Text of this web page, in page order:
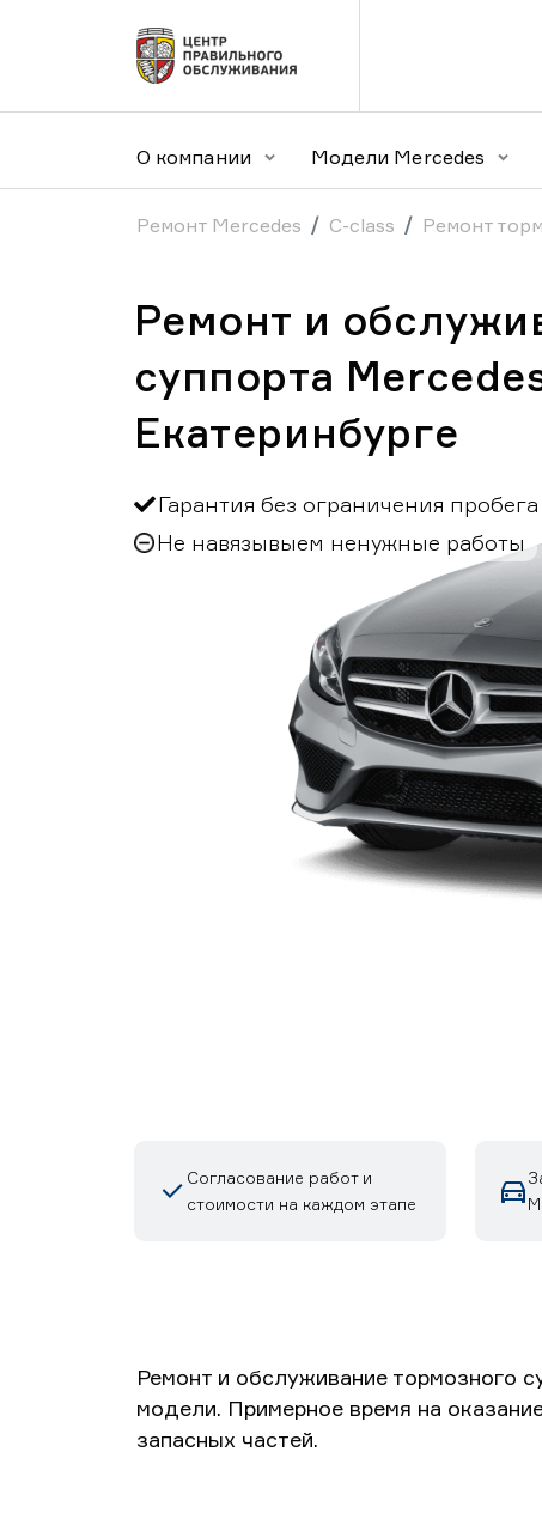
О компании Модели Mercedes
Ремонт Mercedes C-class Ремонт
Ремонт и
суппорта
Екатеринбурге
Гарантия без ограничения пробега
Не навязывыем ненужные работы
Согласование работ и
стоимости на каждом этапе
Ремонт и обслуживание тормозного
модели. Примерное время на
запасных частей.